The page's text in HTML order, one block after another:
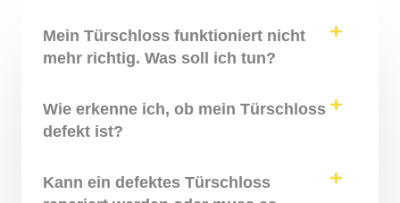
Mein Türschloss funktioniert nicht
mehr richtig. Was soll ich tun?
Wie erkenne ich, ob mein Türschloss
defekt ist?
Kann ein defektes Türschloss